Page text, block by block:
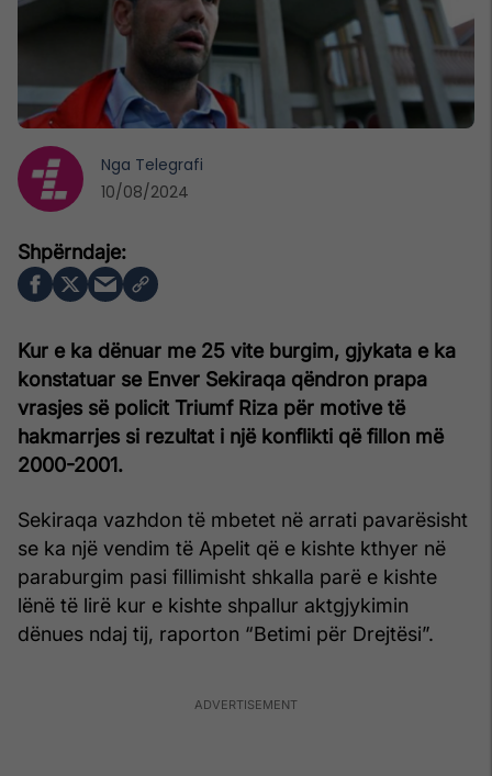
Kur e ka dënuar me 25 vite burgim, gjykata e ka
konstatuar se Enver Sekiraqa qëndron prapa
vrasjes së policit Triumf Riza për motive të
hakmarrjes si rezultat i një konflikti që fillon më
2000-2001.
Sekiraqa vazhdon të mbetet në arrati pavarësisht
se ka një vendim të Apelit që e kishte kthyer në
paraburgim pasi fillimisht shkalla parë e kishte
lënë të lirë kur e kishte shpallur aktgjykimin
dënues ndaj tij, raporton “Betimi për Drejtësi”.
Nga Telegrafi
10/08/2024